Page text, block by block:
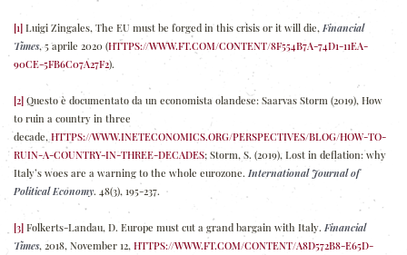
[1] Luigi Zingales, The EU must be forged in this crisis or it will die, Financial
Times, 5 aprile 2020 (HTTPS://WWW.FT.COM/CONTENT/8F554B7A-74D1-11EA-
90CE-5FB6C07A27F2).
[2] Questo è documentato da un economista olandese: Saarvas Storm (2019), How
to ruin a country in three
decade, HTTPS://WWW.INETECONOMICS.ORG/PERSPECTIVES/BLOG/HOW-TO-
RUIN-A-COUNTRY-IN-THREE-DECADES; Storm, S. (2019), Lost in deflation: why
Italy’s woes are a warning to the whole eurozone. International Journal of
Political Economy. 48(3), 195-237.
[3] Folkerts-Landau, D. Europe must cut a grand bargain with Italy. Financial
Times, 2018, November 12, HTTPS://WWW.FT.COM/CONTENT/A8D572B8-E65D-